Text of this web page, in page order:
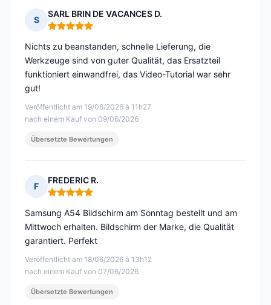
S
SARL BRIN DE VACANCES D.
Hinweis: 5 von 5
Veröffentlicht am 19/06/2026 à 11h27
nach einem Kauf von 09/06/2026
Nichts zu beanstanden, schnelle Lieferung, die
Werkzeuge sind von guter Qualität, das Ersatzteil
funktioniert einwandfrei, das Video-Tutorial war sehr
gut!
Übersetzte Bewertungen
F
FREDERIC R.
Hinweis: 5 von 5
Veröffentlicht am 18/06/2026 à 13h12
nach einem Kauf von 07/06/2026
Samsung A54 Bildschirm am Sonntag bestellt und am
Mittwoch erhalten. Bildschirm der Marke, die Qualität
garantiert. Perfekt
Übersetzte Bewertungen